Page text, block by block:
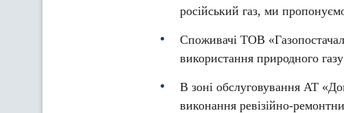
російський газ, ми
Споживачі ТОВ
використання природного
В зоні обслуговування АТ
виконання ревізійно-